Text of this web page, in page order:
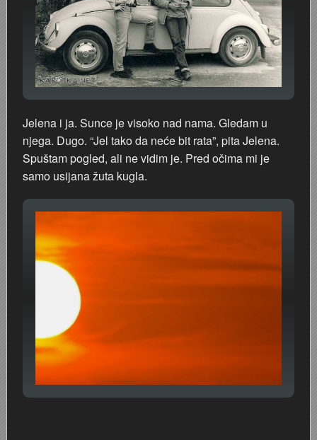
Jelena i ja. Sunce je visoko nad nama. Gledam u
njega. Dugo. “Jel tako da neće bit rata”, pita Jelena.
Spuštam pogled, ali ne vidim je. Pred očima mi je
samo usijana žuta kugla.